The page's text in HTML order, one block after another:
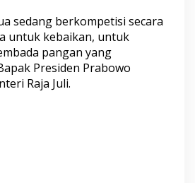
sedang berkompetisi secara
untuk kebaikan, untuk
pangan yang
Presiden Prabowo
Raja Juli.